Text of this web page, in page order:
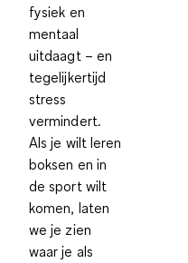
fysiek en
mentaal
uitdaagt – en
tegelijkertijd
stress
vermindert.
Als je wilt leren
boksen en in
de sport wilt
komen, laten
we je zien
waar je als